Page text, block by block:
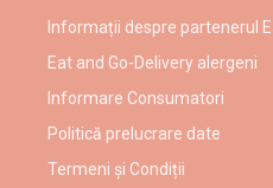
Informații despre partenerul
Eat and Go-Delivery alergeni
Informare Consumatori
Politică prelucrare date
Termeni și Condiții